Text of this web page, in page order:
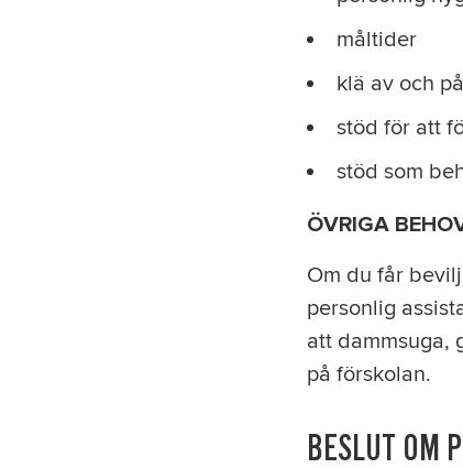
måltider
klä av och
stöd för att
stöd som
ÖVRIGA
Om du får
personlig
att dammsuga,
på förskolan.
BESLUT OM